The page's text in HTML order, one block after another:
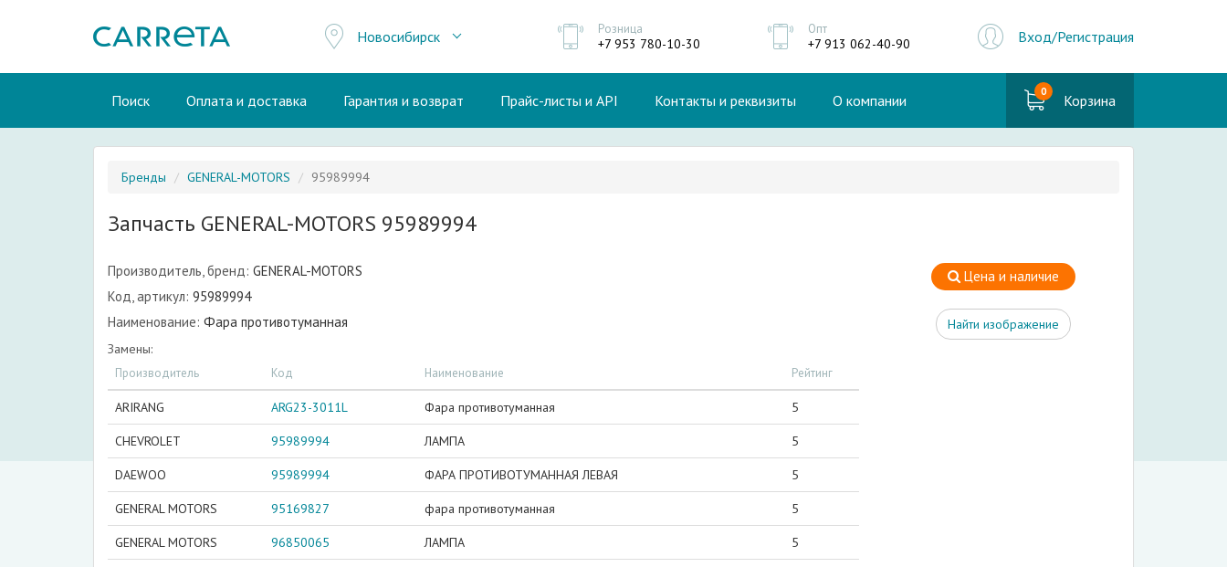
Новосибирск Розница
+7 953 780-10-30
Опт
+7 913 062-40-90 Вход/Регистрация
Поиск Оплата и доставка Гарантия и возврат Прайс-листы и API Контакты и реквизиты О компании 0 Корзина
Бренды GENERAL-MOTORS 95989994
Запчасть GENERAL-MOTORS 95989994
Производитель, бренд: GENERAL-MOTORS
Код, артикул: 95989994
Наименование: Фара противотуманная
Замены:
Производитель Код Наименование Рейтинг
ARIRANG ARG23-3011L Фара противотуманная 5
CHEVROLET 95989994 ЛАМПА 5
DAEWOO 95989994 ФАРА ПРОТИВОТУМАННАЯ ЛЕВАЯ 5
GENERAL MOTORS 95169827 фара противотуманная 5
GENERAL MOTORS 96850065 ЛАМПА 5
Цена и наличие
Найти изображение